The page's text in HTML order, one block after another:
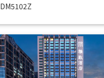
DM5102Z